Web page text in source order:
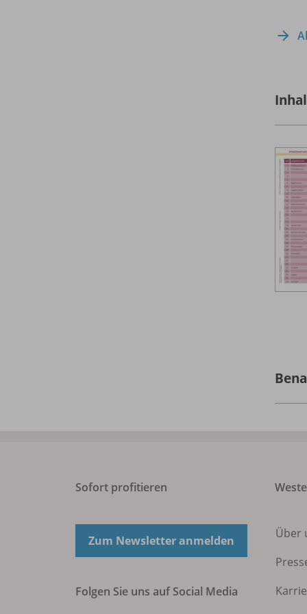
Sofort profitieren
Zum Newsletter anmelden
Folgen Sie uns auf Social Media
Über